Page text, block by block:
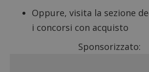
Oppure, visita la sezione
i concorsi con acquisto
Sponsorizzato: